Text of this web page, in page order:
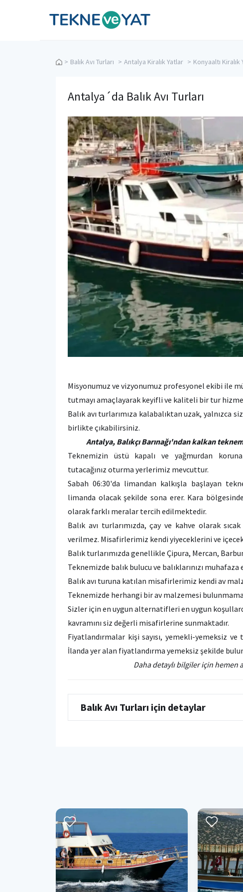
Tekne ve Yat
> Balık Avı Turları > Antalya Kiralık Yatlar > Konyaaltı Kiralık
Antalya´da Balık Avı Turları
Misyonumuz ve vizyonumuz profesyonel ekibi ile
tutmayı amaçlayarak keyifli ve kaliteli bir tur
Balık avı turlarımıza kalabalıktan uzak, yalnızca
birlikte çıkabilirsiniz.
Antalya, Balıkçı Barınağı'ndan kalkan
Teknemizin üstü kapalı ve yağmurdan
tutacağınız oturma yerlerimiz mevcuttur.
Sabah 06:30'da limandan kalkışla başlayan
limanda olacak şekilde sona erer. Kara
olarak farklı meralar tercih edilmektedir.
Balık avı turlarımızda, çay ve kahve olarak
verilmez. Misafirlerimiz kendi yiyeceklerini ve
Balık turlarımızda genellikle Çipura, Mercan,
Teknemizde balık bulucu ve balıklarınızı
Balık avı turuna katılan misafirlerimiz kendi av
Teknemizde herhangi bir av malzemesi
Sizler için en uygun alternatifleri en uygun
kavramını siz değerli misafirlerine sunmaktadır.
Fiyatlandırmalar kişi sayısı, yemekli-yemeksiz
İlanda yer alan fiyatlandırma yemeksiz şekilde
Daha detaylı bilgiler için hemen
Balık Avı Turları için detaylar